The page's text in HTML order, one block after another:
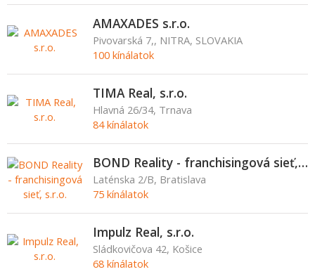
AMAXADES s.r.o.
Pivovarská 7,, NITRA, SLOVAKIA
100 kínálatok
TIMA Real, s.r.o.
Hlavná 26/34, Trnava
84 kínálatok
BOND Reality - franchisingová sieť, s.r.o.
Laténska 2/B, Bratislava
75 kínálatok
Impulz Real, s.r.o.
Sládkovičova 42, Košice
68 kínálatok